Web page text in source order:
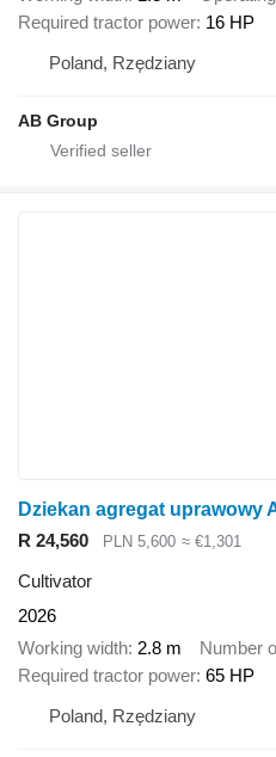
Required tractor power 16 HP
Poland, Rzędziany
AB Group
Dziekan agregat uprawowy
R 24,560
PLN 5,600 ≈ €1,301
Cultivator
2026
Working width 2.8 m Number
Required tractor power 65 HP
Poland, Rzędziany